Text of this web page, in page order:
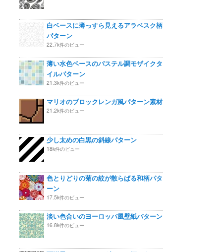
白ベースに薄っすら見えるアラベスク柄
パターン
22.7k件のビュー
薄い水色ベースのパステル調モザイクタ
イルパターン
21.3k件のビュー
マリオのブロックレンガ風パターン素材
21.2k件のビュー
少し太めの白黒の斜線パターン
18k件のビュー
色とりどりの菊の紋が散らばる和柄パタ
ーン
17.5k件のビュー
淡い色合いのヨーロッパ風壁紙パターン
16.8k件のビュー